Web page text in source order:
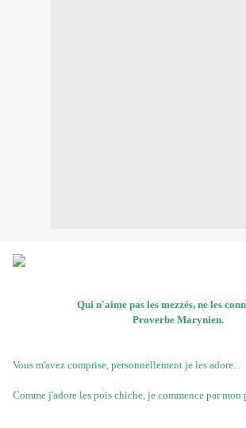
Qui n'aime pas les mezzés, ne les
Proverbe Marynien.
Vous m'avez comprise, personnellement je les adore...
Comme j'adore les pois chiche, je commence par mon